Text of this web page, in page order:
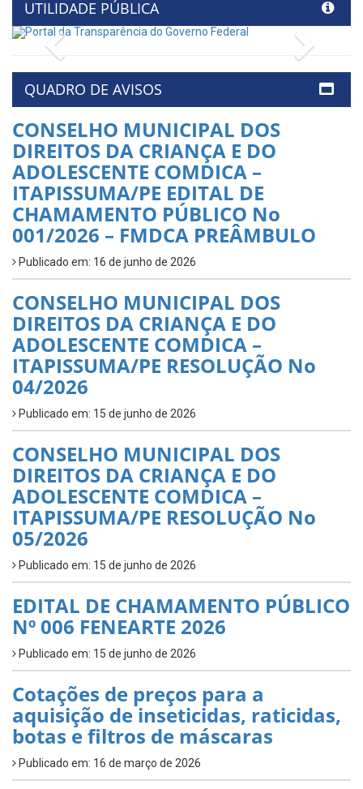
UTILIDADE PÚBLICA
Previous
QUADRO DE AVISOS
CONSELHO MUNICIPAL DOS
DIREITOS DA CRIANÇA E DO
ADOLESCENTE COMDICA –
ITAPISSUMA/PE EDITAL DE
CHAMAMENTO PÚBLICO No
001/2026 – FMDCA PREÂMBULO
Publicado em: 16 de junho de 2026
CONSELHO MUNICIPAL DOS
DIREITOS DA CRIANÇA E DO
ADOLESCENTE COMDICA –
ITAPISSUMA/PE RESOLUÇÃO No
04/2026
Publicado em: 15 de junho de 2026
CONSELHO MUNICIPAL DOS
DIREITOS DA CRIANÇA E DO
ADOLESCENTE COMDICA –
ITAPISSUMA/PE RESOLUÇÃO No
05/2026
Publicado em: 15 de junho de 2026
EDITAL DE CHAMAMENTO PÚBLICO
Nº 006 FENEARTE 2026
Publicado em: 15 de junho de 2026
Cotações de preços para a
aquisição de inseticidas, raticidas,
botas e filtros de máscaras
Publicado em: 16 de março de 2026